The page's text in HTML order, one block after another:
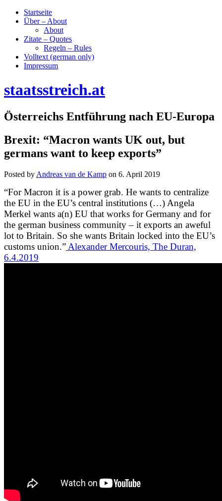
Startseite
Über – About
About
Zitate – Quotes
Regeln – Rules
Volltext (german only)
Impressum
staatsstreich.at
Österreichs Entführung nach EU-Europa
Brexit: “Macron wants UK out, but
germans want to keep exports”
Posted by Andreas van de Kamp on 6. April 2019
“For Macron it is a power grab. He wants to centralize
the EU in the EU’s central institutions (…) Angela
Merkel wants a(n) EU that works for Germany and for
the german business community – it exports an aweful
lot to Britain. So she wants Britain locked into the EU’s
customs union.” Alexander Mercouris, The Duran,
6.4.2019